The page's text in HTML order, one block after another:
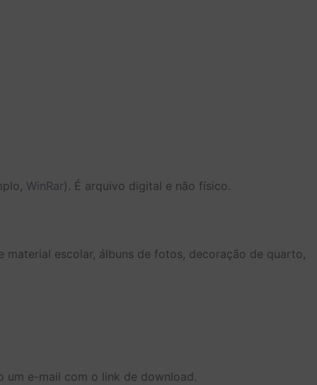
WinRar). É arquivo digital e não físico.
escolar, álbuns de fotos, decoração de quarto,
um e-mail com o link de download.